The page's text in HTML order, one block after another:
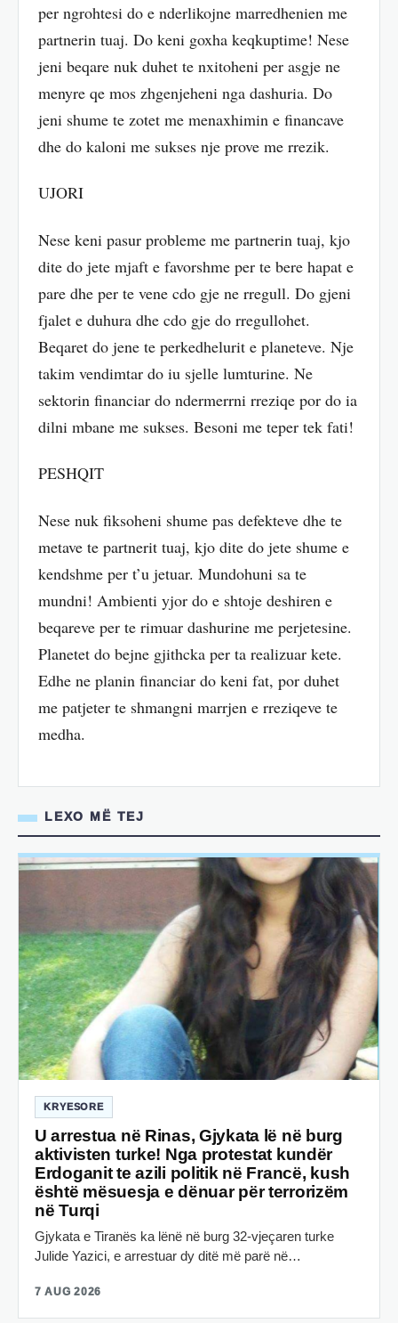
per ngrohtesi do e nderlikojne marredhenien me
partnerin tuaj. Do keni goxha keqkuptime! Nese
jeni beqare nuk duhet te nxitoheni per asgje ne
menyre qe mos zhgenjeheni nga dashuria. Do
jeni shume te zotet me menaxhimin e financave
dhe do kaloni me sukses nje prove me rrezik.
UJORI
Nese keni pasur probleme me partnerin tuaj, kjo
dite do jete mjaft e favorshme per te bere hapat e
pare dhe per te vene cdo gje ne rregull. Do gjeni
fjalet e duhura dhe cdo gje do rregullohet.
Beqaret do jene te perkedhelurit e planeteve. Nje
takim vendimtar do iu sjelle lumturine. Ne
sektorin financiar do ndermerrni rreziqe por do ia
dilni mbane me sukses. Besoni me teper tek fati!
PESHQIT
Nese nuk fiksoheni shume pas defekteve dhe te
metave te partnerit tuaj, kjo dite do jete shume e
kendshme per t’u jetuar. Mundohuni sa te
mundni! Ambienti yjor do e shtoje deshiren e
beqareve per te rimuar dashurine me perjetesine.
Planetet do bejne gjithcka per ta realizuar kete.
Edhe ne planin financiar do keni fat, por duhet
me patjeter te shmangni marrjen e rreziqeve te
medha.
LEXO MË TEJ
KRYESORE
U arrestua në Rinas, Gjykata lë në burg
aktivisten turke! Nga protestat kundër
Erdoganit te azili politik në Francë, kush
është mësuesja e dënuar për terrorizëm
në Turqi
Gjykata e Tiranës ka lënë në burg 32-vjeçaren turke
Julide Yazici, e arrestuar dy ditë më parë në…
7 AUG 2026